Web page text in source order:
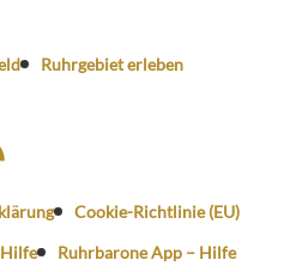
Ruhrgebiet erleben
Cookie-Richtlinie (EU)
Ruhrbarone App – Hilfe